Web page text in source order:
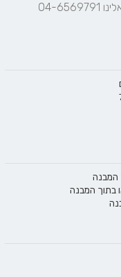
המבנה
בתוך המבנה